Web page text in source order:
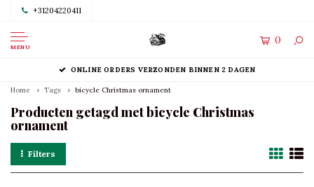
+31204220411
MENU
0
ONLINE ORDERS VERZONDEN BINNEN 2 DAGEN
Home Tags bicycle Christmas ornament
Producten getagd met bicycle Christmas
ornament
Filters